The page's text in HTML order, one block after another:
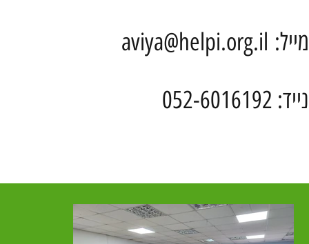
מייל: aviya@helpi.org.il
נייד: 052-6016192